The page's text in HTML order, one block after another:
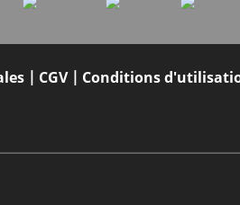
CGV Conditions